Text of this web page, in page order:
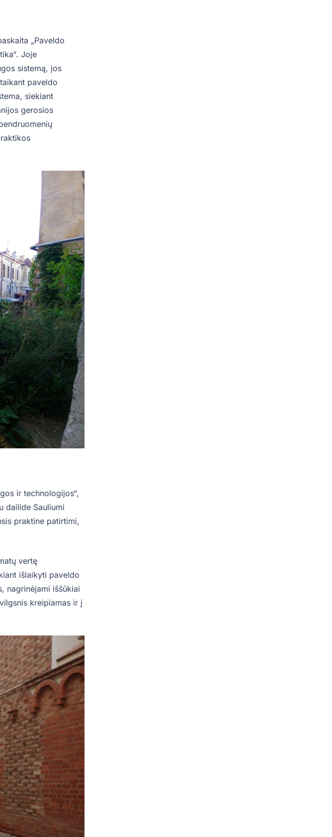
„Paveldo
Joje
sistemą, jos
paveldo
siekiant
gerosios
ir technologijos“,
dailide Sauliumi
praktine patirtimi,
vertę
išlaikyti paveldo
nagrinėjami iššūkiai
kreipiamas ir į